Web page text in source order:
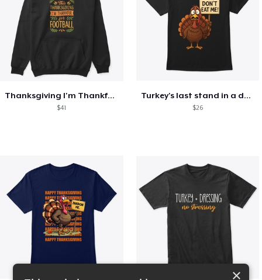
Thanksgiving I'm Thankful For Football
$41
Turkey's last stand in a design
$26
×